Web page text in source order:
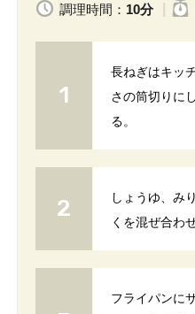
調理時間： 10分
長ねぎはキッ
さの筒切りに
る。
しょうゆ、み
くを混ぜ合わ
フライパンに